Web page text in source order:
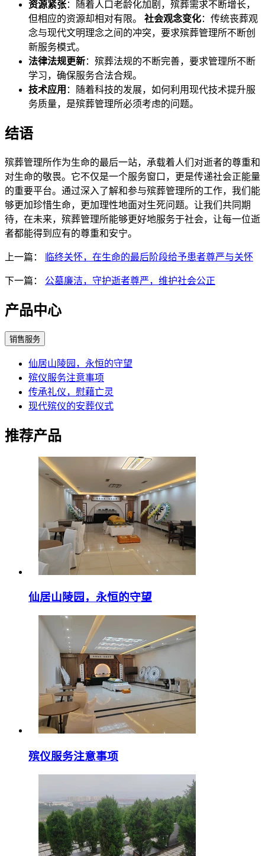
资源紧张：随着人口老龄化加剧，殡葬需求不断增长，
但相应的资源却相对有限。 社会观念变化：传统丧葬观
念与现代文明理念之间的冲突，要求殡葬管理所不断创
新服务模式。
法律法规更新：殡葬法规的不断完善，要求管理所不断
学习，确保服务合法合规。
技术应用 ：随着科技的发展，如何利用现代技术提升服
务质量，是殡葬管理所必须考虑的问题。
结语
殡葬管理所作为生命的最后一站，承载着人们对逝者的尊重和
对生命的敬畏。它不仅是一个服务窗口，更是传递社会正能量
的重要平台。通过深入了解和参与殡葬管理所的工作，我们能
够更加珍惜生命，更加理性地面对生死问题。让我们共同期
待，在未来，殡葬管理所能够更好地服务于社会，让每一位逝
者都能得到应有的尊重和安宁。
上一篇： 临终关怀，在生命的最后阶段给予患者尊严与关怀
下一篇： 公墓廉洁，守护逝者尊严，维护社会公正
产品中心
销售服务
仙居山陵园，永恒的守望
殡仪服务注意事项
传承礼仪，慰藉亡灵
现代殡仪的安葬仪式
推荐产品
仙居山陵园，永恒的守望
殡仪服务注意事项